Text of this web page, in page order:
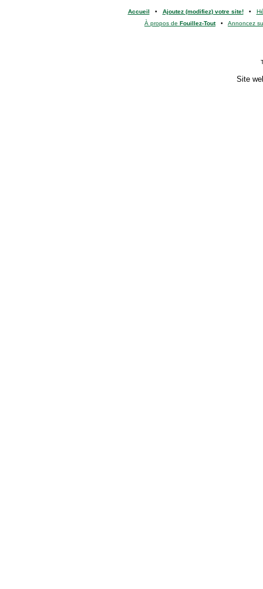
Accueil • Ajoutez (modifiez) votre site!•
À propos de Fouillez-Tout• Annoncez
Site